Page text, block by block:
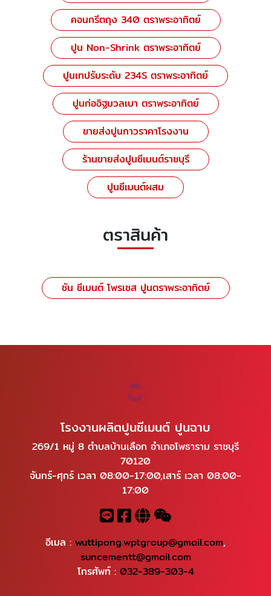
คอนกรีตถุง 340 ตราพระอาทิตย์
ปูน Non-Shrink ตราพระอาทิตย์
ปูนเทปรับระดับ 234S ตราพระอาทิตย์
ปูนก่ออิฐมวลเบา ตราพระอาทิตย์
ขายส่งปูนกาวราคาโรงงาน
ร้านขายส่งปูนซีเมนต์ราชบุรี
ปูนซีเมนต์ผสม
ตราสินค้า
ซัน ซีเมนต์ โพรเซส ปูนตราพระอาทิตย์
โรงงานผลิตปูนซีเมนต์ ปูนฉาบ
269/1 หมู่ 8 ตำบลบ้านเลือก อำเภอโพธาราม ราชบุรี
70120
จันทร์-ศุกร์ เวลา 08:00-17:00,เสาร์ เวลา 08:00-
17:00
อีเมล : wuttipong.wptgroup@gmail.com,
suncementt@gmail.com
โทรศัพท์ : 032-389-303-4